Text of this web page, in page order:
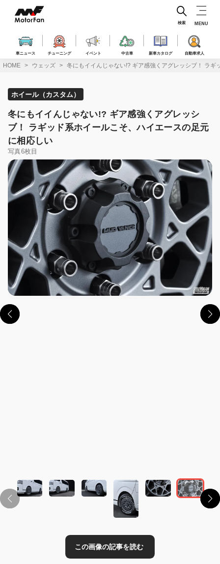
ス
車ニュース チューニング イベント 中古車 新車カタログ 自動車求人
検索 MENU
HOME ウェッズ 冬にもイイんじゃない!? ギア感強くアグレッシブ！ ラ
ホイール（カスタム）
冬にもイイんじゃない!? ギア感強くアグレッシ
ブ！ ラギッド系ホイールこそ、ハイエースの足元
に相応しい
写真6枚目